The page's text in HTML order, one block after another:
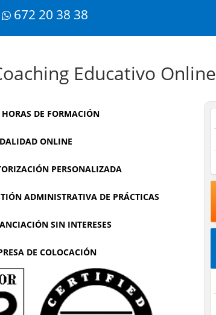
672 20 38 38
Educativo Online
DE FORMACIÓN
ONLINE
PERSONALIZADA
ADMINISTRATIVA DE PRÁCTICAS
SIN INTERESES
DE COLOCACIÓN